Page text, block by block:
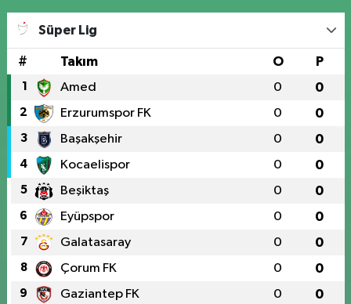
Süper Lig
# Takım O P
1 Amed 0 0
2 Erzurumspor FK 0 0
3 Başakşehir 0 0
4 Kocaelispor 0 0
5 Beşiktaş 0 0
6 Eyüpspor 0 0
7 Galatasaray 0 0
8 Çorum FK 0 0
9 Gaziantep FK 0 0